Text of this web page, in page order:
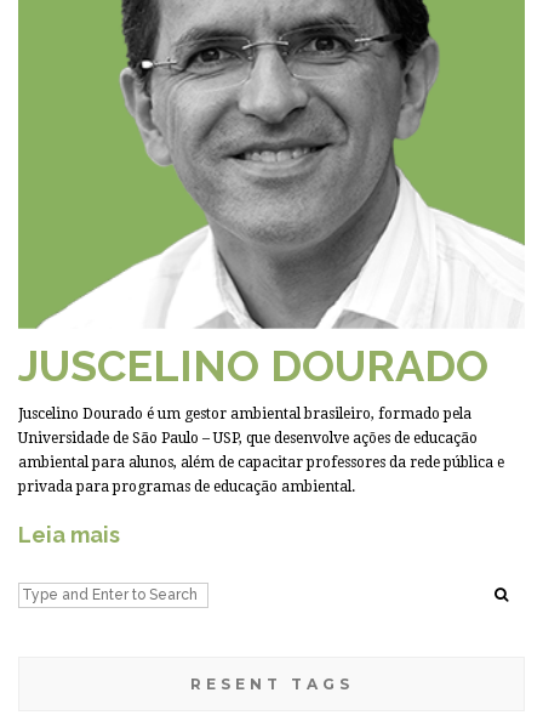
JUSCELINO DOURADO
Juscelino Dourado é um gestor ambiental brasileiro, formado pela
Universidade de São Paulo – USP, que desenvolve ações de educação
ambiental para alunos, além de capacitar professores da rede pública e
privada para programas de educação ambiental.
Leia mais
RESENT TAGS